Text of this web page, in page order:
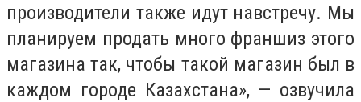
производители также идут навстречу. Мы
планируем продать много франшиз этого
магазина так, чтобы такой магазин был в
каждом городе Казахстана», — озвучила